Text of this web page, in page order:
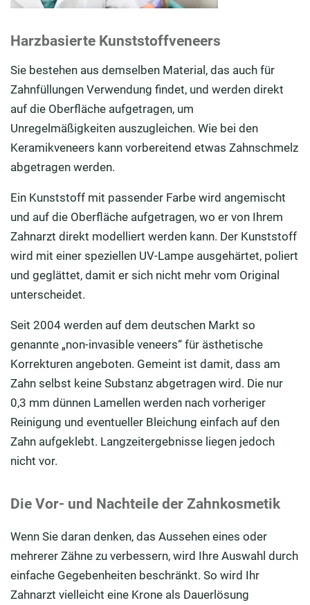
Harzbasierte Kunststoffveneers
Sie bestehen aus demselben Material, das auch für
Zahnfüllungen Verwendung findet, und werden direkt
auf die Oberfläche aufgetragen, um
Unregelmäßigkeiten auszugleichen. Wie bei den
Keramikveneers kann vorbereitend etwas Zahnschmelz
abgetragen werden.
Ein Kunststoff mit passender Farbe wird angemischt
und auf die Oberfläche aufgetragen, wo er von Ihrem
Zahnarzt direkt modelliert werden kann. Der Kunststoff
wird mit einer speziellen UV-Lampe ausgehärtet, poliert
und geglättet, damit er sich nicht mehr vom Original
unterscheidet.
Seit 2004 werden auf dem deutschen Markt so
genannte „non-invasible veneers“ für ästhetische
Korrekturen angeboten. Gemeint ist damit, dass am
Zahn selbst keine Substanz abgetragen wird. Die nur
0,3 mm dünnen Lamellen werden nach vorheriger
Reinigung und eventueller Bleichung einfach auf den
Zahn aufgeklebt. Langzeitergebnisse liegen jedoch
nicht vor.
Die Vor- und Nachteile der Zahnkosmetik
Wenn Sie daran denken, das Aussehen eines oder
mehrerer Zähne zu verbessern, wird Ihre Auswahl durch
einfache Gegebenheiten beschränkt. So wird Ihr
Zahnarzt vielleicht eine Krone als Dauerlösung